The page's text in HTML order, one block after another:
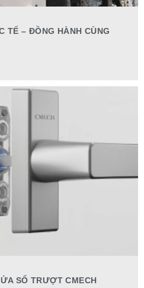
TẾ – ĐỒNG HÀNH CÙNG
SỔ TRƯỢT CMECH